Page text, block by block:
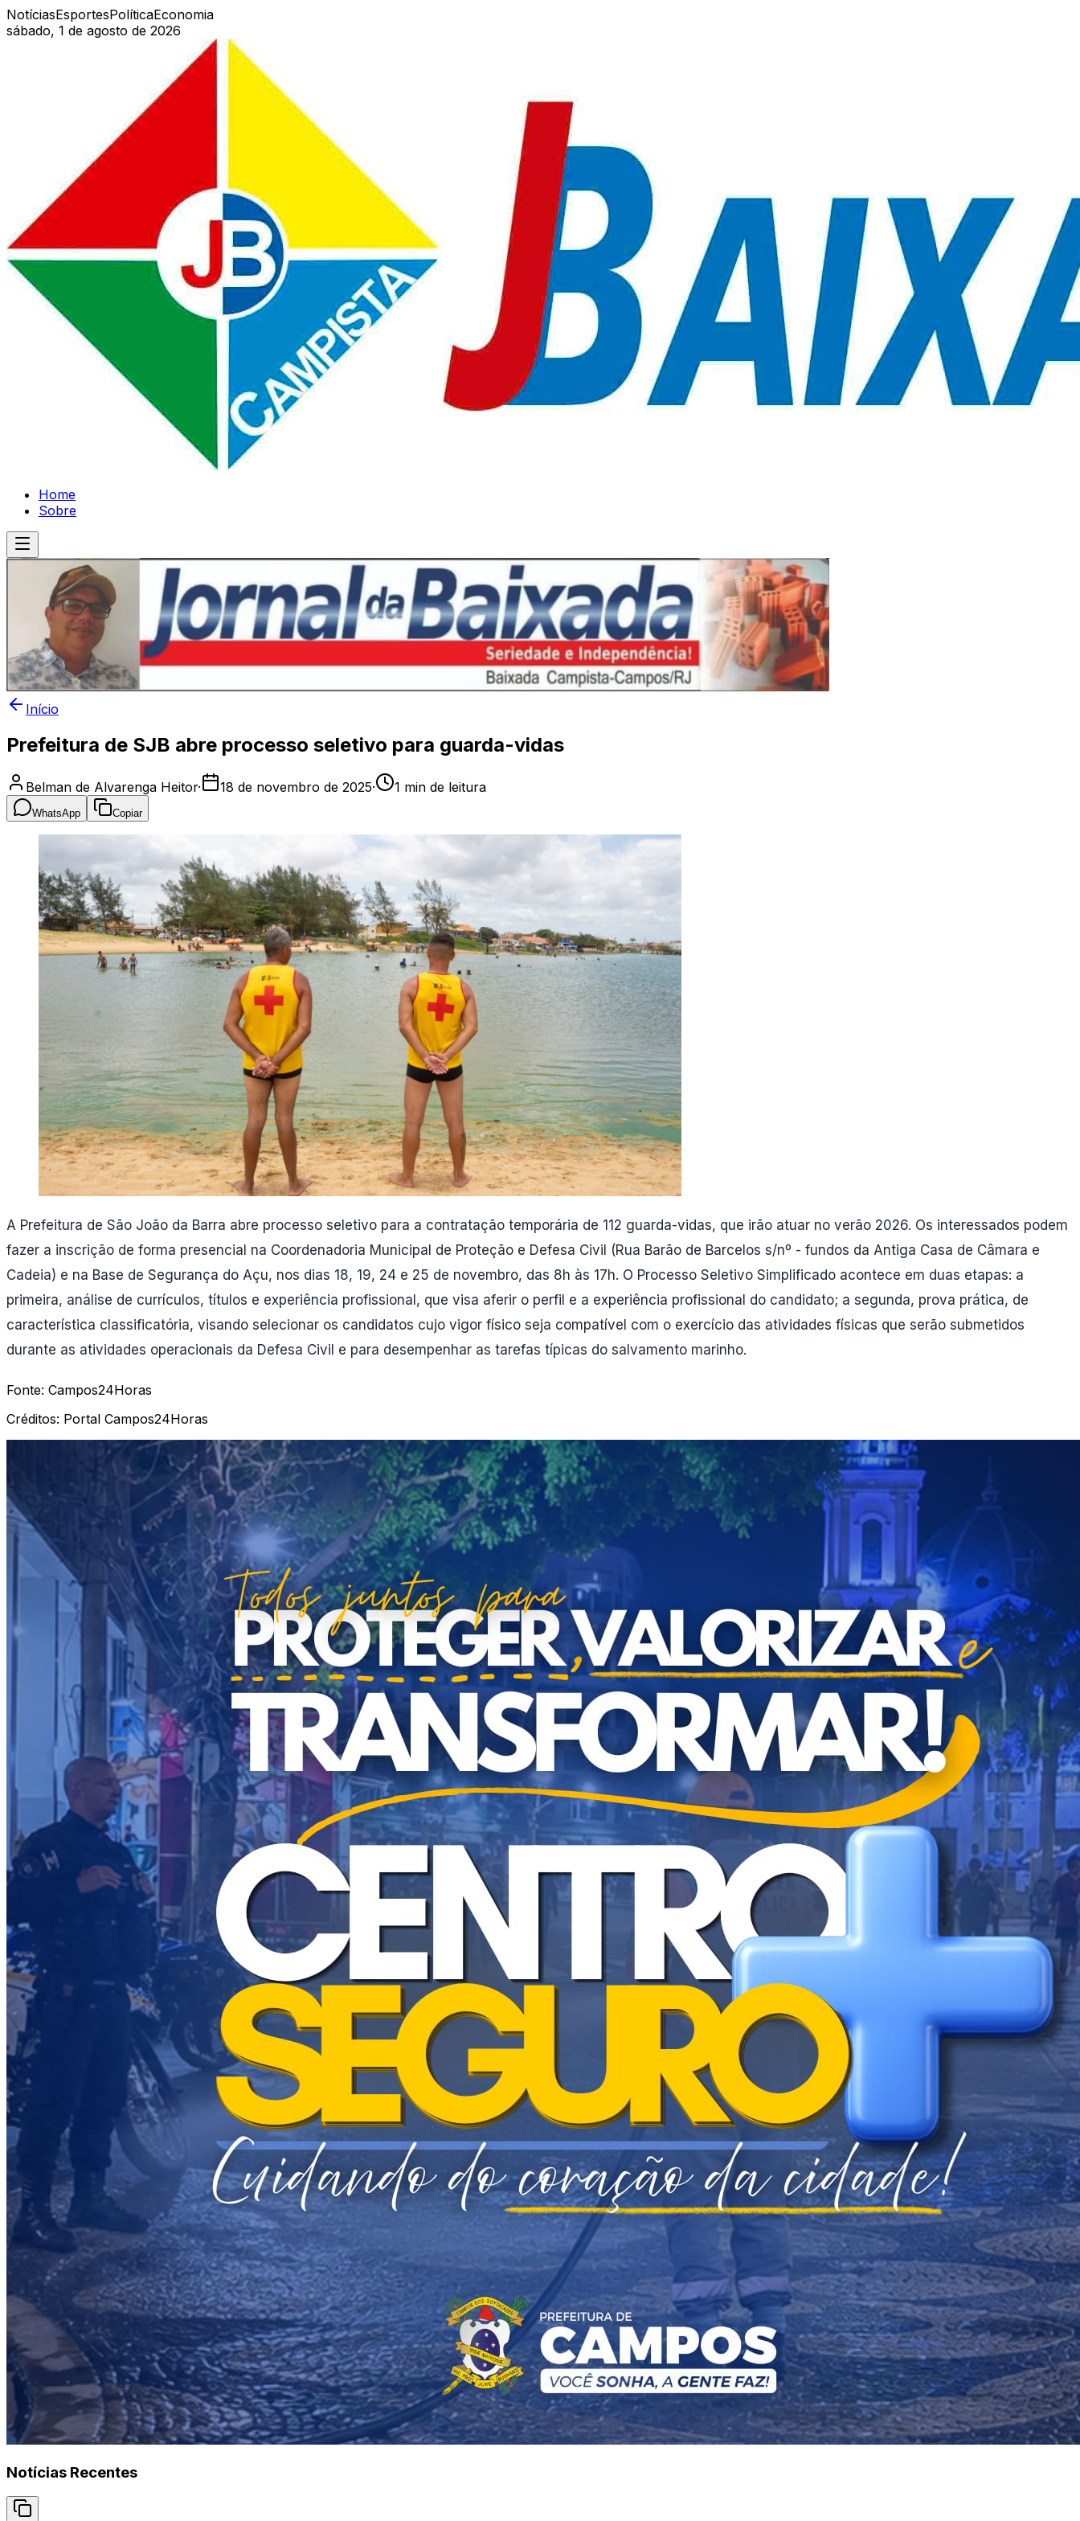
NotíciasEsportesPolíticaEconomia
sábado, 1 de agosto de 2026
Home
Sobre
Início
Prefeitura de SJB abre processo seletivo para guarda-vidas
Belman de Alvarenga Heitor· 18 de novembro de 2025· 1 min de leitura
WhatsApp Copiar
A Prefeitura de São João da Barra abre processo seletivo para a contratação temporária de 112 guarda-vidas, que irão atuar no verão 2026. Os interessados podem
fazer a inscrição de forma presencial na Coordenadoria Municipal de Proteção e Defesa Civil (Rua Barão de Barcelos s/nº - fundos da Antiga Casa de Câmara e
Cadeia) e na Base de Segurança do Açu, nos dias 18, 19, 24 e 25 de novembro, das 8h às 17h. O Processo Seletivo Simplificado acontece em duas etapas: a
primeira, análise de currículos, títulos e experiência profissional, que visa aferir o perfil e a experiência profissional do candidato; a segunda, prova prática, de
característica classificatória, visando selecionar os candidatos cujo vigor físico seja compatível com o exercício das atividades físicas que serão submetidos
durante as atividades operacionais da Defesa Civil e para desempenhar as tarefas típicas do salvamento marinho.
Fonte: Campos24Horas
Créditos: Portal Campos24Horas
Notícias Recentes